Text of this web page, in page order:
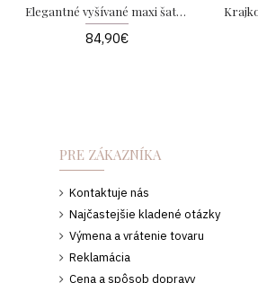
Elegantné vyšívané maxi šaty s kvetmi Leona AB 218
84,90€
PRE ZÁKAZNÍKA
Kontaktuje nás
Najčastejšie kladené otázky
Výmena a vrátenie tovaru
Reklamácia
Cena a spôsob dopravy